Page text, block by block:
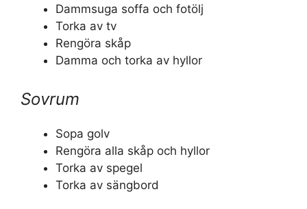
Dammsuga soffa och fotölj
Torka av tv
Rengöra skåp
Damma och torka av hyllor
Sovrum
Sopa golv
Rengöra alla skåp och hyllor
Torka av spegel
Torka av sängbord